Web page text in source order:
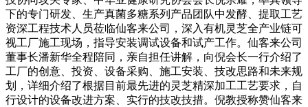
下的专门研发、生产真菌多糖系列产品团队中发酵、提取工艺
资深工程技术人员莅临仙客来公司，深入有机灵芝全产业链可
视工厂施工现场，指导安装调试设备和试产工作。仙客来公司
董事长潘新华全程陪同，亲自担任讲解，向倪会长一行介绍了
工厂的创意、投资、设备采购、施工安装、技改思路和未来规
划，详细介绍了根据目前最先进的灵芝精深加工工艺要求，自
行设计的设备改进方案、实行的技改技措。倪教授称赞仙客来